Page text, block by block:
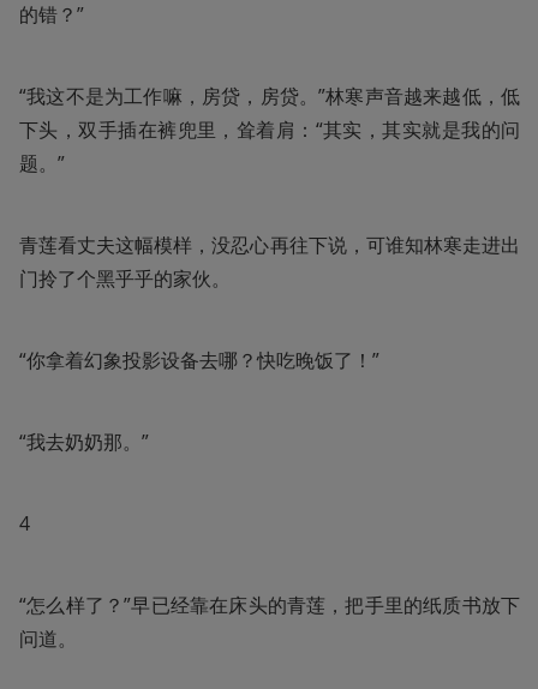
的错？”
“我这不是为工作嘛，房贷，房贷。”林寒声音越来越低，低
下头，双手插在裤兜里，耸着肩：“其实，其实就是我的问
题。”
青莲看丈夫这幅模样，没忍心再往下说，可谁知林寒走进出
门拎了个黑乎乎的家伙。
“你拿着幻象投影设备去哪？快吃晚饭了！”
“我去奶奶那。”
4
“怎么样了？”早已经靠在床头的青莲，把手里的纸质书放下
问道。